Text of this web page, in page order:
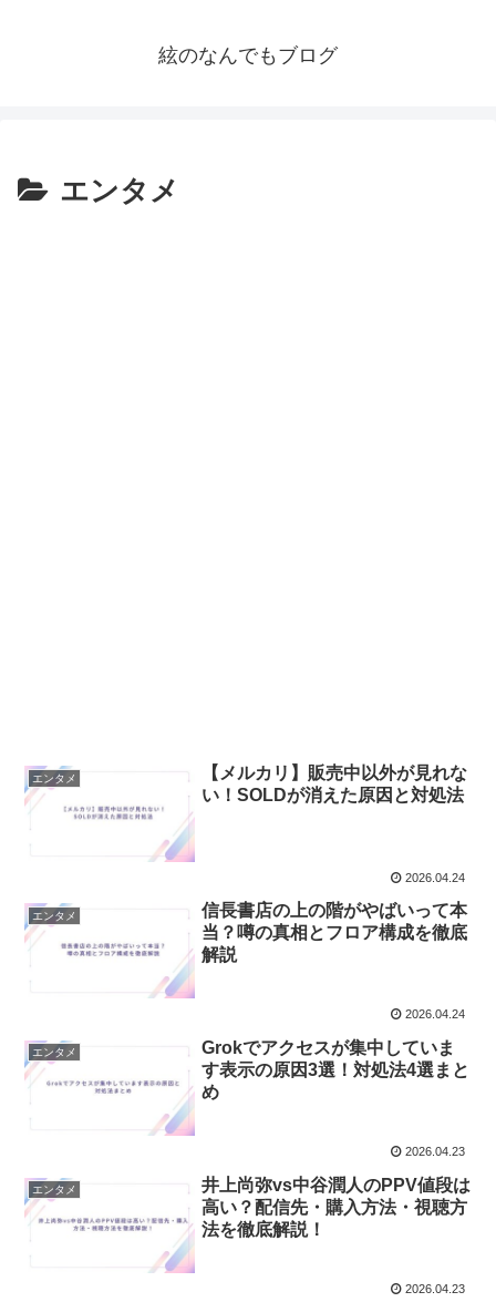
絃のなんでもブログ
エンタメ
エンタメ
【メルカリ】販売中以外が見れな
い！SOLDが消えた原因と対処法
2026.04.24
エンタメ
信長書店の上の階がやばいって本
当？噂の真相とフロア構成を徹底
解説
2026.04.24
エンタメ
Grokでアクセスが集中していま
す表示の原因3選！対処法4選まと
め
2026.04.23
エンタメ
井上尚弥vs中谷潤人のPPV値段は
高い？配信先・購入方法・視聴方
法を徹底解説！
2026.04.23